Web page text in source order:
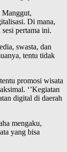
Manggut,
Di mana,
pertama ini.
swasta, dan
tentu tidak
promosi wisata
‘’Kegiatan
digital di daerah
mengaku,
yang bisa